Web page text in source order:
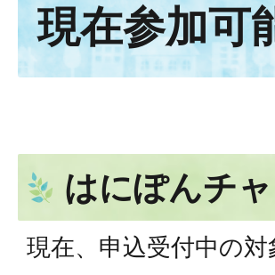
現在参加可
はにぽんチ
現在、申込受付中の